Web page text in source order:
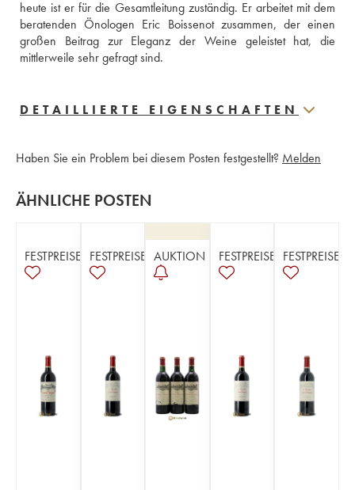
heute ist er für die Gesamtleitung zuständig. Er arbeitet mit dem
beratenden Önologen Eric Boissenot zusammen, der einen
großen Beitrag zur Eleganz der Weine geleistet hat, die
mittlerweile sehr gefragt sind.
DETAILLIERTE EIGENSCHAFTEN
Haben Sie ein Problem bei diesem Posten festgestellt? Melden
ÄHNLICHE POSTEN
FESTPREISE FESTPREISE AUKTION FESTPREISE FESTPREISE